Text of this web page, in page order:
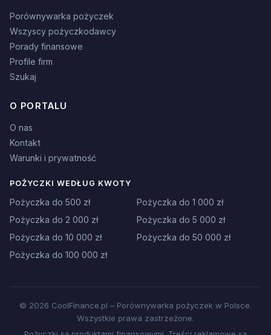
Porównywarka pożyczek
Wszyscy pożyczkodawcy
Porady finansowe
Profile firm
Szukaj
O PORTALU
O nas
Kontakt
Warunki i prywatność
POŻYCZKI WEDŁUG KWOTY
Pożyczka do 500 zł
Pożyczka do 1 000 zł
Pożyczka do 2 000 zł
Pożyczka do 5 000 zł
Pożyczka do 10 000 zł
Pożyczka do 50 000 zł
Pożyczka do 100 000 zł
© 2026 CoolFinance.pl – Porównywarka pożyczek w Polsce.
Wszystkie prawa zastrzeżone.